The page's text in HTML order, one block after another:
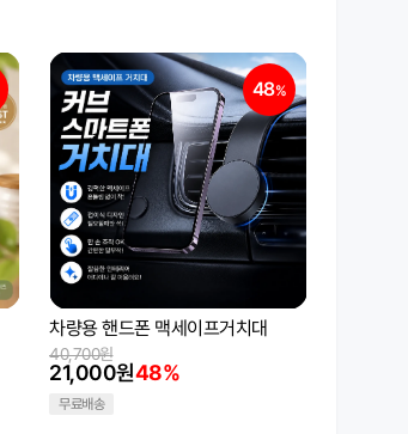
48%
차량용 핸드폰 맥세이프거치대
21,000원48%
40,700원
무료배송